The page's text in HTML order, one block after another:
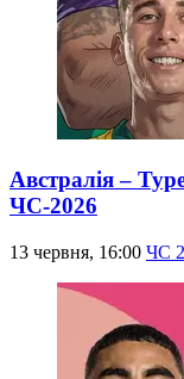
Австралія –
ЧС-2026
13 червня, 16:00 ЧС